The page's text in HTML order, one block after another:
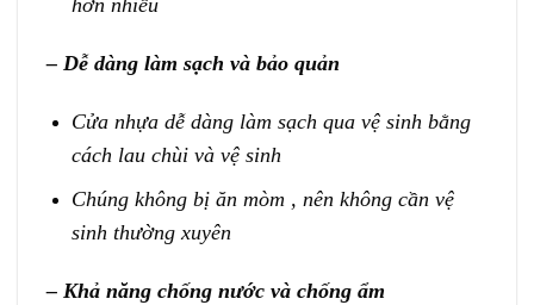
hơn nhiều
– Dễ dàng làm sạch và bảo quản
Cửa nhựa dễ dàng làm sạch qua vệ sinh bằng
cách lau chùi và vệ sinh
Chúng không bị ăn mòm , nên không cần vệ
sinh thường xuyên
– Khả năng chống nước và chống ẩm